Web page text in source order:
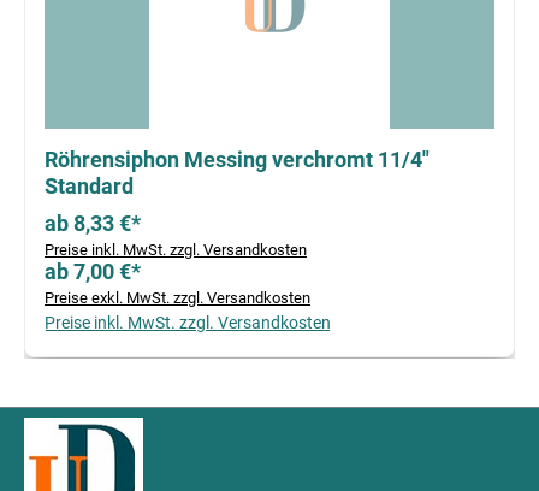
Röhrensiphon Messing verchromt 11/4"
Standard
ab 8,33 €*
Preise inkl. MwSt. zzgl. Versandkosten
ab 7,00 €*
Preise exkl. MwSt. zzgl. Versandkosten
Preise inkl. MwSt. zzgl. Versandkosten